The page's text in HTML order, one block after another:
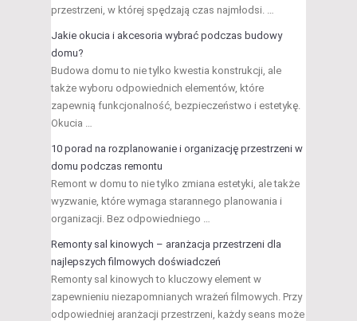
przestrzeni, w której spędzają czas najmłodsi. …
Jakie okucia i akcesoria wybrać podczas budowy
domu?
Budowa domu to nie tylko kwestia konstrukcji, ale
także wyboru odpowiednich elementów, które
zapewnią funkcjonalność, bezpieczeństwo i estetykę.
Okucia …
10 porad na rozplanowanie i organizację przestrzeni w
domu podczas remontu
Remont w domu to nie tylko zmiana estetyki, ale także
wyzwanie, które wymaga starannego planowania i
organizacji. Bez odpowiedniego …
Remonty sal kinowych – aranżacja przestrzeni dla
najlepszych filmowych doświadczeń
Remonty sal kinowych to kluczowy element w
zapewnieniu niezapomnianych wrażeń filmowych. Przy
odpowiedniej aranżacji przestrzeni, każdy seans może